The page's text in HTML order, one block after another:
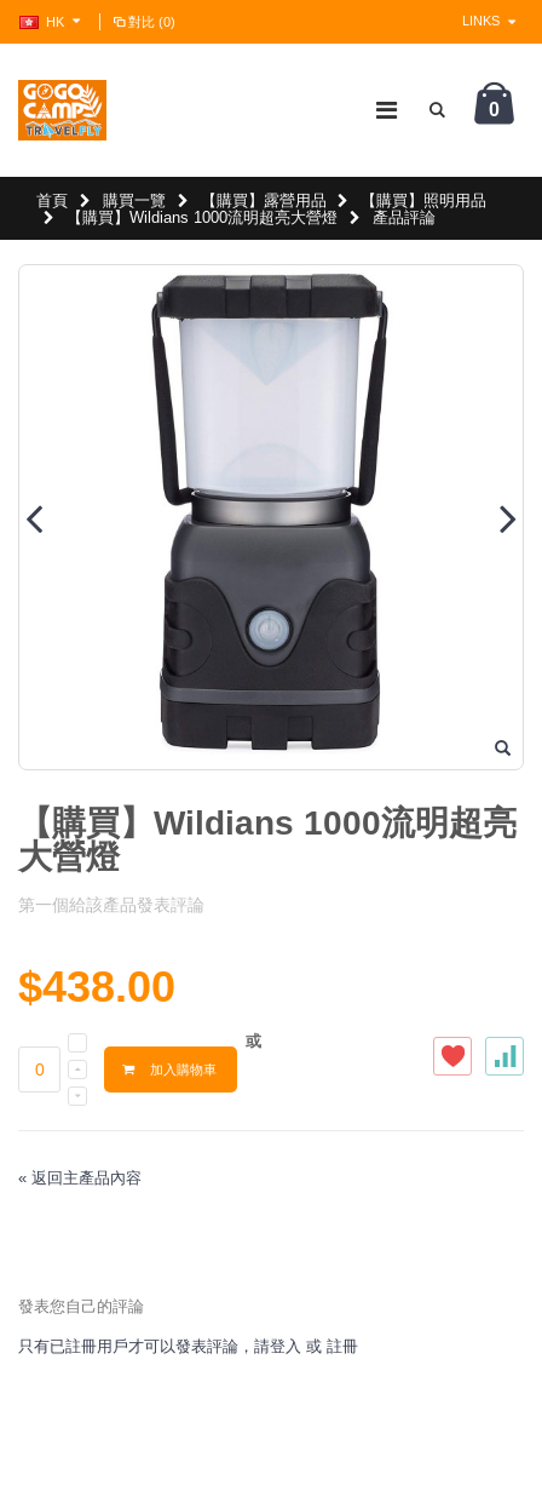
HK 對比 (0) LINKS
0
首頁 購買一覽 【購買】露營用品
【購買】照明用品
【購買】Wildians 1000流明超亮大營燈
產品評論
【購買】Wildians 1000流明超亮
大營燈
第一個給該產品發表評論
$438.00
加入購物車
或
« 返回主產品內容
發表您自己的評論
只有已註冊用戶才可以發表評論，請登入 或 註冊